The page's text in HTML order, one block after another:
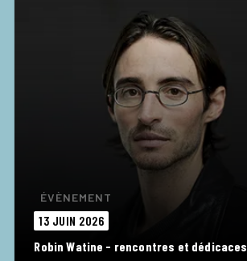
ÉVÈNEMENT
13 JUIN 2026
Robin Watine - rencontres et dédicaces